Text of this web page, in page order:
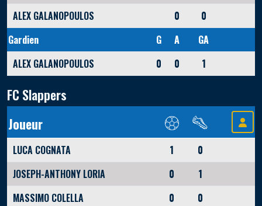
ALEX GALANOPOULOS
0
0
Gardien
G A
GA
ALEX GALANOPOULOS
0 0 1
FC Slappers
Joueur
LUCA COGNATA 1
0
JOSEPH-ANTHONY LORIA
0
1
MASSIMO COLELLA
0
0